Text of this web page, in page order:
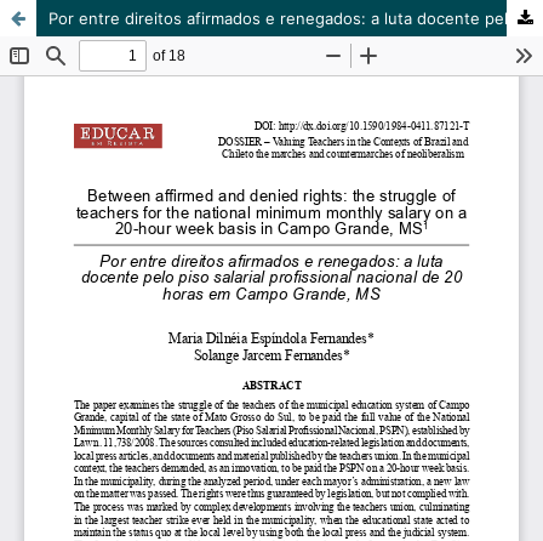
Por entre direitos afirmados e renegados: a luta docente pelo piso salarial profissional nacional de 20 horas em Campo Grande, MS